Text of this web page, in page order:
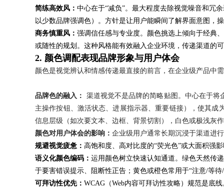
简练高效风： 中心在于“减负”。最大程度去除视觉噪音和冗
以少数品牌强调色）。方针是让用户能瞬间了解界面意图，
商务慎重风： 强调信任感与专业度。颜色挑选上倾向于经典
或随性的规划。这种风格能有效融入企业环境，传递渠道的
2. 颜色调配表现品牌形象与用户体会
颜色是视觉辨认和情感传递最直接的前言，在企业级产品中
品牌色的融入：
渠道视觉不是品牌的简略贴图。中心在于
主操作按钮、激活状态、进展指示器、重要链接），使其
信息层级（如次要文本、边框、背景切割），白色或极浅灰
颜色对用户体会的影响： 企业级用户通常长期沉浸于渠道进
规避视觉疲惫： 高饱和度、高对比度的“荧光色”或大面积强
语义化颜色编码： 运用颜色树立快速认知通道。绿色天然传
于要害错误提示、阻断性正告；黄色或橙色常用于“注意/等
可拜访性优先： WCAG（Web内容可拜访性攻略）规范是底